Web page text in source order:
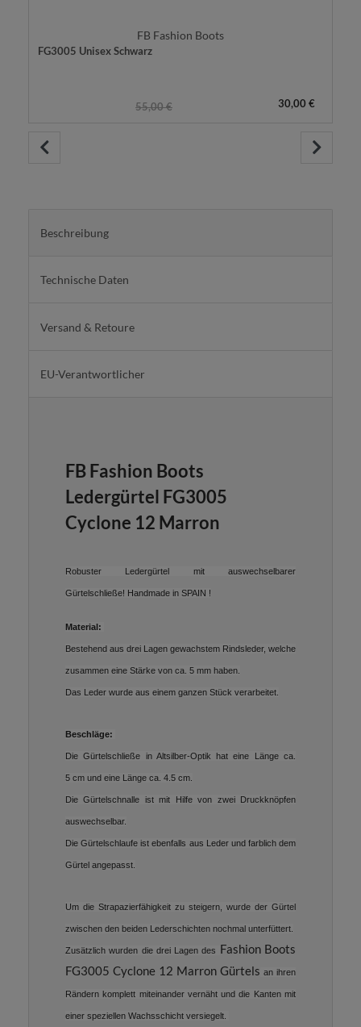
FB Fashion Boots
FG3005 Unisex Schwarz
55,00 € 30,00 €
Beschreibung
Technische Daten
Versand & Retoure
EU-Verantwortlicher
FB Fashion Boots
Ledergürtel FG3005
Cyclone 12 Marron
Robuster Ledergürtel mit auswechselbarer
Gürtelschließe! Handmade in SPAIN !
Material:
Bestehend aus drei Lagen gewachstem Rindsleder, welche
zusammen eine Stärke von ca. 5 mm haben.
Das Leder wurde aus einem ganzen Stück verarbeitet.
Beschläge:
Die Gürtelschließe in Altsilber-Optik hat eine Länge ca.
5 cm und eine Länge ca. 4.5 cm.
Die Gürtelschnalle ist mit Hilfe von zwei Druckknöpfen
auswechselbar.
Die Gürtelschlaufe ist ebenfalls aus Leder und farblich dem
Gürtel angepasst.
Um die Strapazierfähigkeit zu steigern, wurde der Gürtel
zwischen den beiden Lederschichten nochmal unterfüttert.
Zusätzlich wurden die drei Lagen des Fashion Boots
FG3005 Cyclone 12 Marron Gürtels an ihren
Rändern komplett miteinander vernäht und die Kanten mit
einer speziellen Wachsschicht versiegelt.